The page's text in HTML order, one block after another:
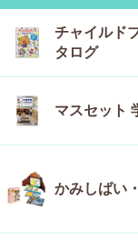
チャイルド
タログ
マスセット
かみしばい